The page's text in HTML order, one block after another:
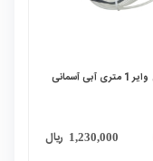
آسمانی
1,230,000 ریال